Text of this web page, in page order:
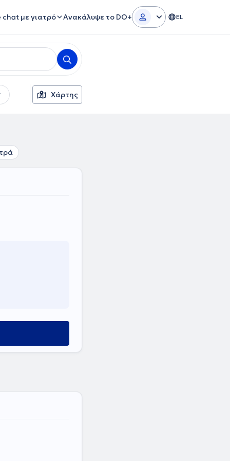
chat με γιατρό Ανακάλυψε το DO+ EL
Χάρτης